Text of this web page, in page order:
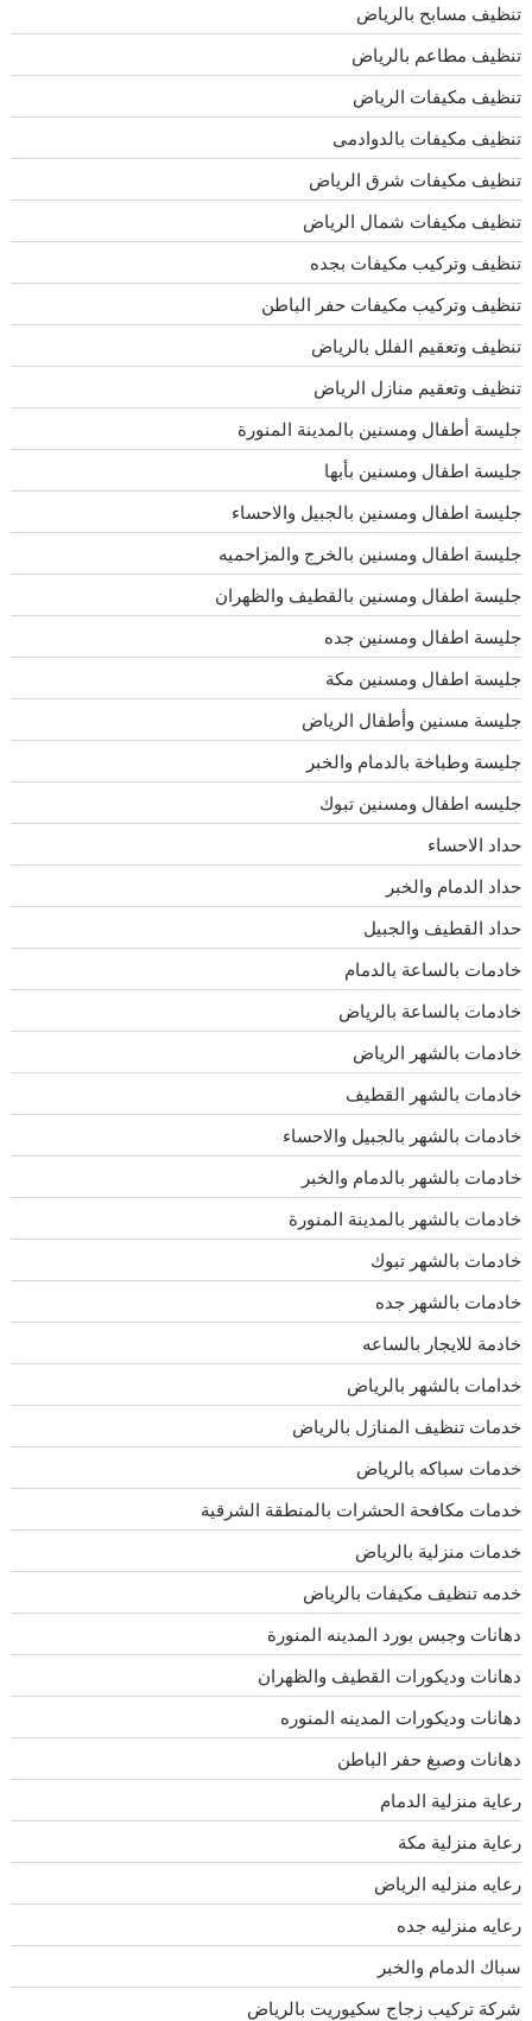
تنظيف مسابح بالرياض
تنظيف مطاعم بالرياض
تنظيف مكيفات الرياض
تنظيف مكيفات بالدوادمى
تنظيف مكيفات شرق الرياض
تنظيف مكيفات شمال الرياض
تنظيف وتركيب مكيفات بجده
تنظيف وتركيب مكيفات حفر الباطن
تنظيف وتعقيم الفلل بالرياض
تنظيف وتعقيم منازل الرياض
جليسة أطفال ومسنين بالمدينة المنورة
جليسة اطفال ومسنين بأبها
جليسة اطفال ومسنين بالجبيل والاحساء
جليسة اطفال ومسنين بالخرج والمزاحميه
جليسة اطفال ومسنين بالقطيف والظهران
جليسة اطفال ومسنين جده
جليسة اطفال ومسنين مكة
جليسة مسنين وأطفال الرياض
جليسة وطباخة بالدمام والخبر
جليسه اطفال ومسنين تبوك
حداد الاحساء
حداد الدمام والخبر
حداد القطيف والجبيل
خادمات بالساعة بالدمام
خادمات بالساعة بالرياض
خادمات بالشهر الرياض
خادمات بالشهر القطيف
خادمات بالشهر بالجبيل والاحساء
خادمات بالشهر بالدمام والخبر
خادمات بالشهر بالمدينة المنورة
خادمات بالشهر تبوك
خادمات بالشهر جده
خادمة للايجار بالساعه
خدامات بالشهر بالرياض
خدمات تنظيف المنازل بالرياض
خدمات سباكه بالرياض
خدمات مكافحة الحشرات بالمنطقة الشرقية
خدمات منزلية بالرياض
خدمه تنظيف مكيفات بالرياض
دهانات وجبس بورد المدينه المنورة
دهانات وديكورات القطيف والظهران
دهانات وديكورات المدينه المنوره
دهانات وصبغ حفر الباطن
رعاية منزلية الدمام
رعاية منزلية مكة
رعايه منزليه الرياض
رعايه منزليه جده
سباك الدمام والخبر
شركة تركيب زجاج سكيوريت بالرياض